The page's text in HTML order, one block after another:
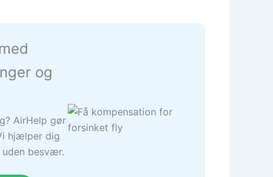
og
AirHelp gør
hjælper dig
besvær.